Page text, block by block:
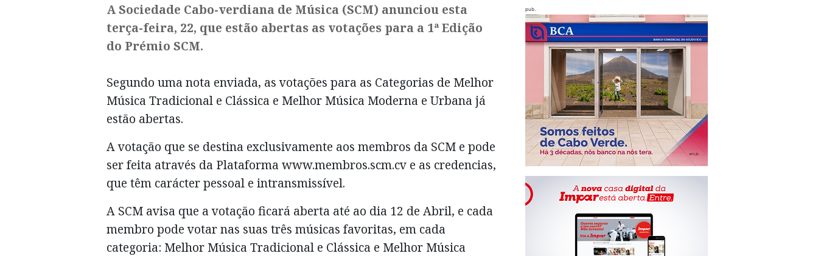
​A Sociedade Cabo-verdiana de Música (SCM) anunciou esta
terça-feira, 22, que estão abertas as votações para a 1ª Edição
do Prémio SCM.
Segundo uma nota enviada, as votações para as Categorias de Melhor
Música Tradicional e Clássica e Melhor Música Moderna e Urbana já
estão abertas.
A votação que se destina exclusivamente aos membros da SCM e pode
ser feita através da Plataforma www.membros.scm.cv e as credencias,
que têm carácter pessoal e intransmissível.
A SCM avisa que a votação ficará aberta até ao dia 12 de Abril, e cada
membro pode votar nas suas três músicas favoritas, em cada
categoria: Melhor Música Tradicional e Clássica e Melhor Música
pub.